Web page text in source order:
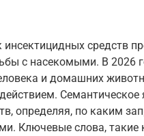
средств
с насекомыми. В 2026
и домашних
определяя, по каким
Ключевые слова, такие